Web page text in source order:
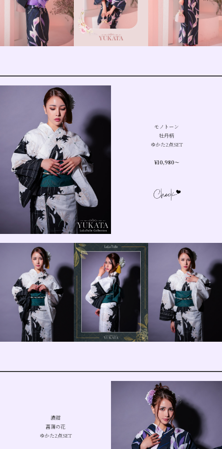
モノトーン
牡丹柄
ゆかた2点SET
¥10,980〜
濃紺
菖蒲の花
ゆかた2点SET